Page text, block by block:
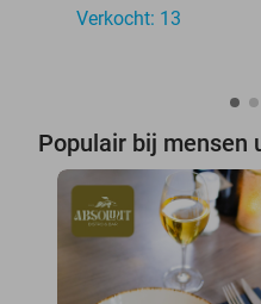
Verkocht: 13
Populair bij mensen